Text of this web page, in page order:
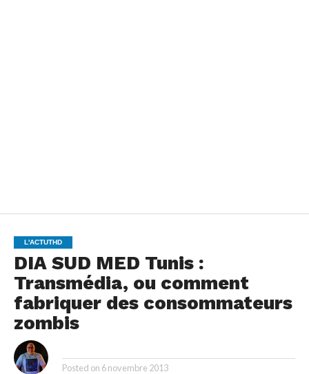
L'ACTUTHD
DIA SUD MED Tunis :
Transmédia, ou comment
fabriquer des consommateurs
zombis
Posted on 6 novembre 2013